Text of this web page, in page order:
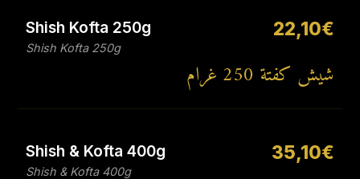
Shish Kofta 250g
Shish Kofta 250g
22,10€
شيش كفتة 250 غرام
Shish & Kofta 400g
Shish & Kofta 400g
35,10€